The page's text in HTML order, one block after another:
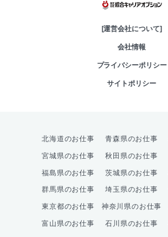
[運営会社について]
会社情報
プライバシーポリシー
サイトポリシー
北海道のお仕事 青森県のお仕事
宮城県のお仕事 秋田県のお仕事
福島県のお仕事 茨城県のお仕事
群馬県のお仕事 埼玉県のお仕事
東京都のお仕事 神奈川県のお仕事
富山県のお仕事 石川県のお仕事